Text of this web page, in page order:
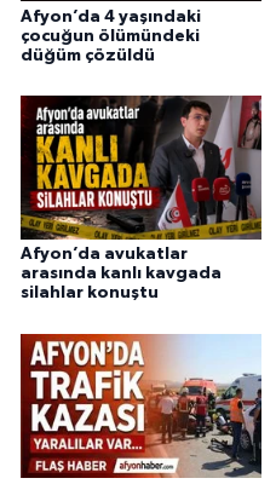
Afyon’da 4 yaşındaki
çocuğun ölümündeki
düğüm çözüldü
Afyon’da avukatlar
arasında kanlı kavgada
silahlar konuştu